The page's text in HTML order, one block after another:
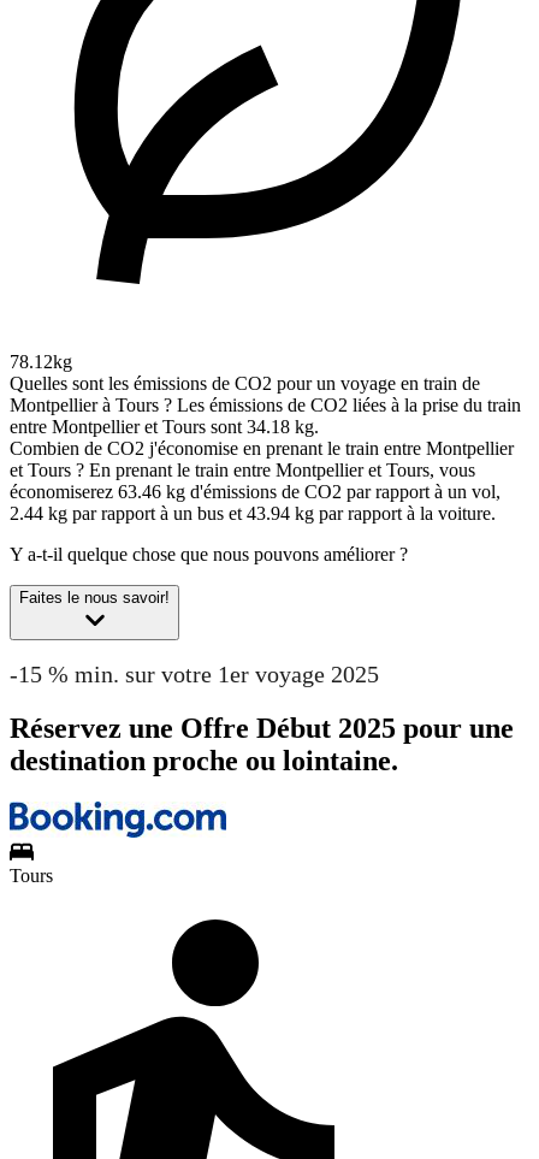
78.12kg
Quelles sont les émissions de CO2 pour un voyage en train de
Montpellier à Tours ? Les émissions de CO2 liées à la prise du train
entre Montpellier et Tours sont 34.18 kg.
Combien de CO2 j'économise en prenant le train entre Montpellier
et Tours ? En prenant le train entre Montpellier et Tours, vous
économiserez 63.46 kg d'émissions de CO2 par rapport à un vol,
2.44 kg par rapport à un bus et 43.94 kg par rapport à la voiture.
Y a-t-il quelque chose que nous pouvons améliorer ?
Faites le nous savoir!
-15 % min. sur votre 1er voyage 2025
Réservez une Offre Début 2025 pour une
destination proche ou lointaine.
Tours